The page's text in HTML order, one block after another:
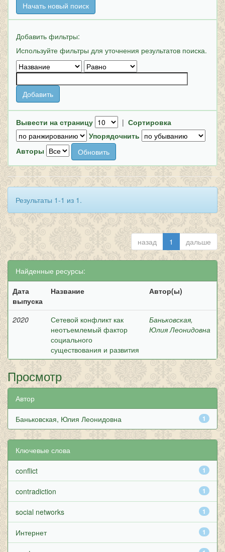
Начать новый поиск
Добавить фильтры:
Используйте фильтры для уточнения результатов поиска.
Вывести на страницу | Сортировка
Упорядочнить
Авторы
Результаты 1-1 из 1.
назад 1 дальше
Найденные ресурсы:
Дата
выпуска
Название Автор(ы)
2020
Сетевой конфликт как
неотъемлемый фактор
социального
существования и развития
Баньковская,
Юлия Леонидовна
Просмотр
Автор
1
Баньковская, Юлия Леонидовна
Ключевые слова
1
conflict
1
contradiction
1
social networks
1
Интернет